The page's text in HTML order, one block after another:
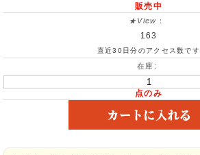
販売中
★View ：
163
直近30日分のアクセス数です
在庫:
点のみ